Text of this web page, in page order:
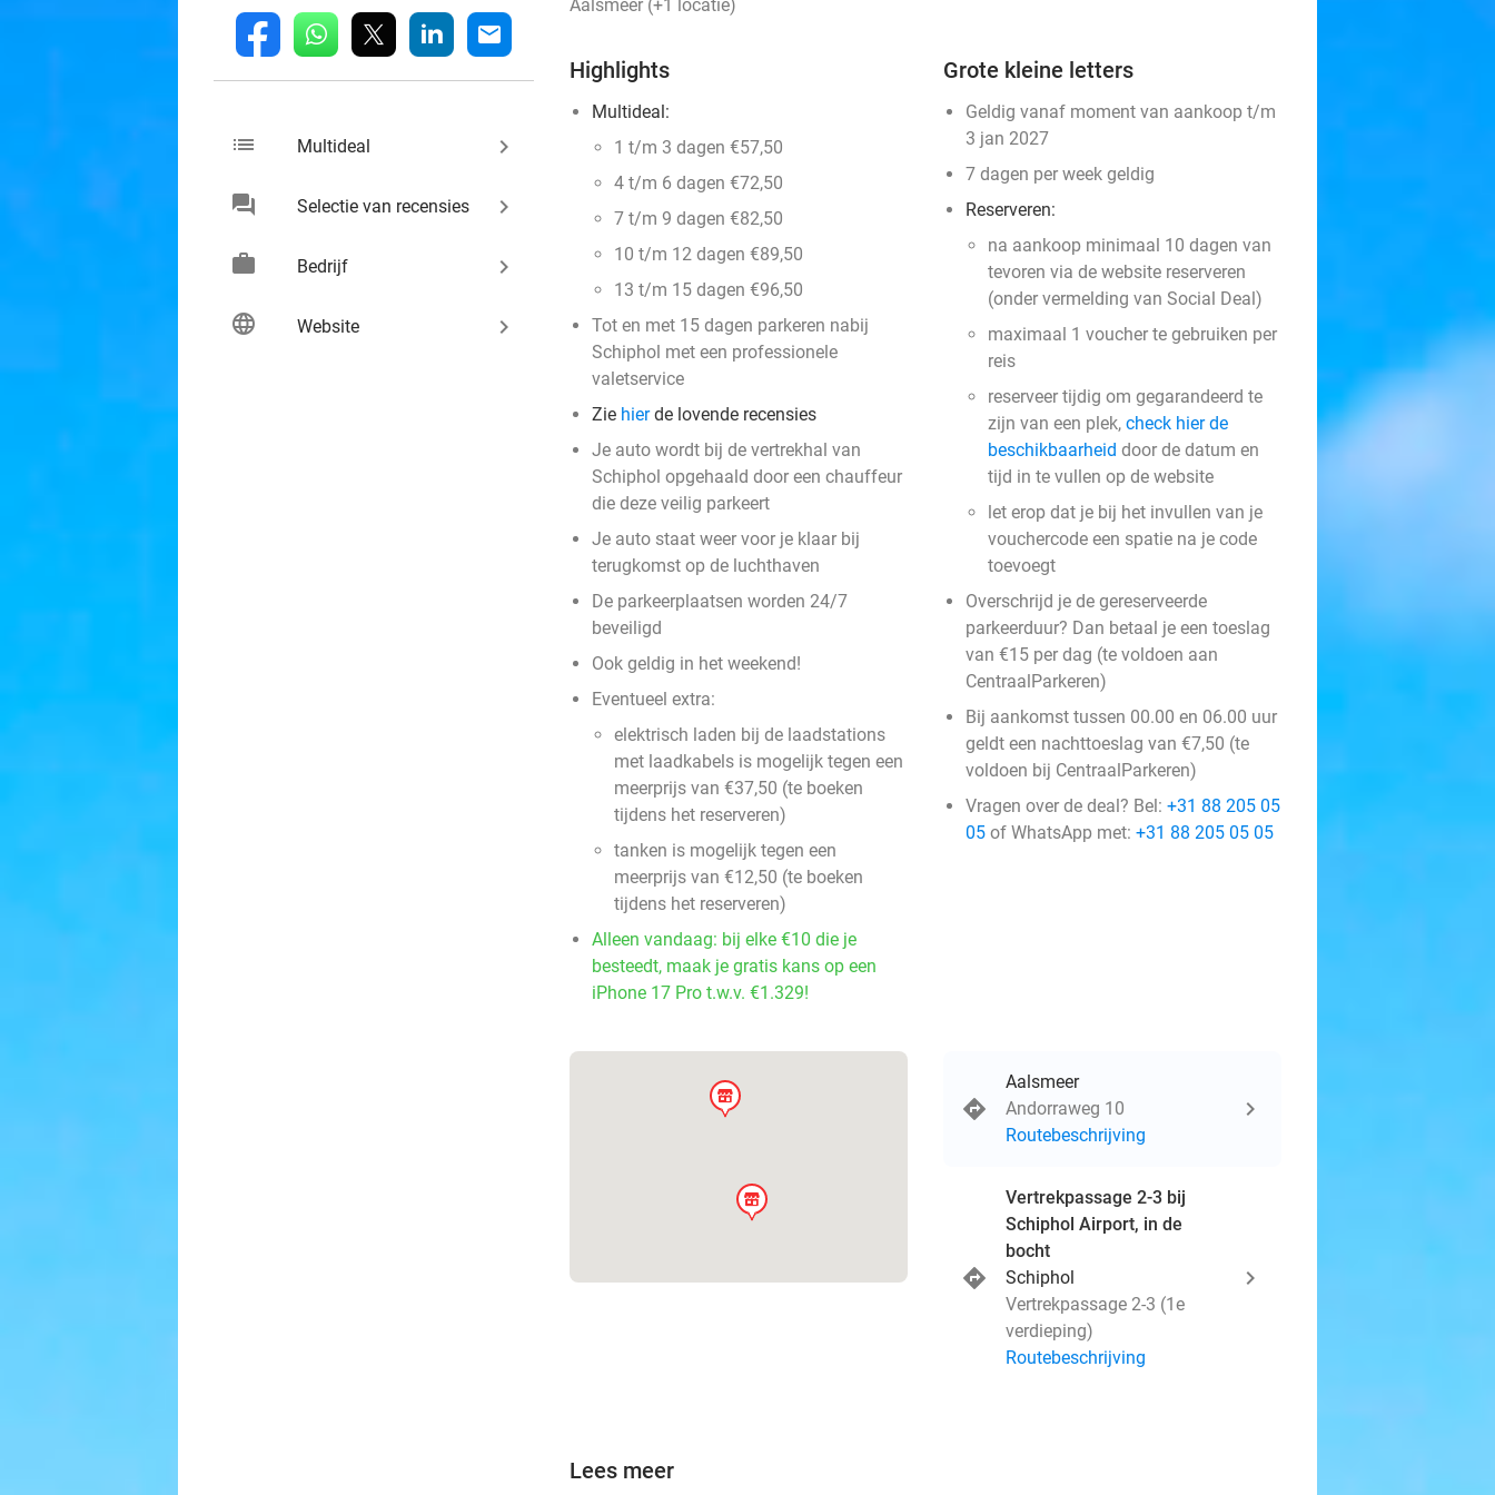
fb whatsapp linkedin mail
list Multideal keyboard_arrow_right
chat Selectie van recensies keyboard_arrow_right
work Bedrijf keyboard_arrow_right
language Website keyboard_arrow_right
Aalsmeer (+1 locatie)
Highlights
Multideal:
1 t/m 3 dagen €57,50
4 t/m 6 dagen €72,50
7 t/m 9 dagen €82,50
10 t/m 12 dagen €89,50
13 t/m 15 dagen €96,50
Tot en met 15 dagen parkeren nabij
Schiphol met een professionele
valetservice
Zie hierde lovende recensies
Je auto wordt bij de vertrekhal van
Schiphol opgehaald door een chauffeur
die deze veilig parkeert
Je auto staat weer voor je klaar bij
terugkomst op de luchthaven
De parkeerplaatsen worden 24/7
beveiligd
Ook geldig in het weekend!
Eventueel extra:
elektrisch laden bij de laadstations
met laadkabels is mogelijk tegen een
meerprijs van €37,50 (te boeken
tijdens het reserveren)
tanken is mogelijk tegen een
meerprijs van €12,50 (te boeken
tijdens het reserveren)
Alleen vandaag: bij elke €10 die je
besteedt, maak je gratis kans op een
iPhone 17 Pro t.w.v. €1.329!
Grote kleine letters
Geldig vanaf moment van aankoop t/m
3 jan 2027
7 dagen per week geldig
Reserveren:
na aankoop minimaal 10 dagen van
tevoren via de website reserveren
(onder vermelding van Social Deal)
maximaal 1 voucher te gebruiken per
reis
reserveer tijdig om gegarandeerd te
zijn van een plek, check hier de
beschikbaarheid door de datum en
tijd in te vullen op de website
let erop dat je bij het invullen van je
vouchercode een spatie na je code
toevoegt
Overschrijd je de gereserveerde
parkeerduur? Dan betaal je een toeslag
van €15 per dag (te voldoen aan
CentraalParkeren)
Bij aankomst tussen 00.00 en 06.00 uur
geldt een nachttoeslag van €7,50 (te
voldoen bij CentraalParkeren)
Vragen over de deal? Bel: +31 88 205 05
05 of WhatsApp met: +31 88 205 05 05
store
store
Aalsmeer
Andorraweg 10
Routebeschrijving
Vertrekpassage 2-3 bij
Schiphol Airport, in de
bocht
Schiphol
Vertrekpassage 2-3 (1e
verdieping)
Routebeschrijving
Lees meer